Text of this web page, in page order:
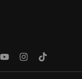
Y
u
I
s
T
k